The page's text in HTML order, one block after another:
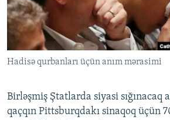
İNFOQRAFIKA
KARIKATURA
AZƏRBAYCAN ƏDƏBIYYATI KITABXANASI
İSLAM VƏ DEMOKRATIYA
MISSIYAMIZ
PEŞƏ ETIKASI VƏ JURNALISTIKA
BIZIMLƏ ƏLAQƏ
XƏBƏR BÜLLETENLƏRIMIZ
BIZI IZLƏ
Hadisə qurbanları üçün anım mərasimi
Birləşmiş Ştatlarda siyasi sığınacaq
qaçqın Pittsburqdakı sinaqoq üçün